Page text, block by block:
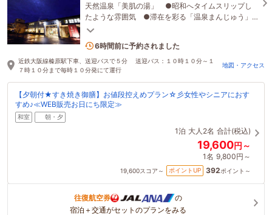
天然温泉「美肌の湯」 ●昭和へタイムスリップし
たような雰囲気 ●滞在を彩る「温泉まんじゅう」
等 ●花の寺・女人高野「室生寺」まで車で15分
1名がこの宿を見ています
6時間前に予約されました
近鉄大阪線榛原駅下車、送迎バスで５分 送迎バス：１０時１０分～１
７時１０分まで毎時１０分発にて運行
地図・アクセス
【夕朝付★すき焼き御膳】お値段控えめプラン☆彡女性やシニアにおす
すめ♪≪WEB販売お日にち限定≫
和室 朝・夕
1泊 大人2名 合計(税込)
19,600円～
1名 9,800円～
19,600スコア～ ポイントUP 392ポイント～
往復航空券
の
宿泊＋交通がセットのプランをみる